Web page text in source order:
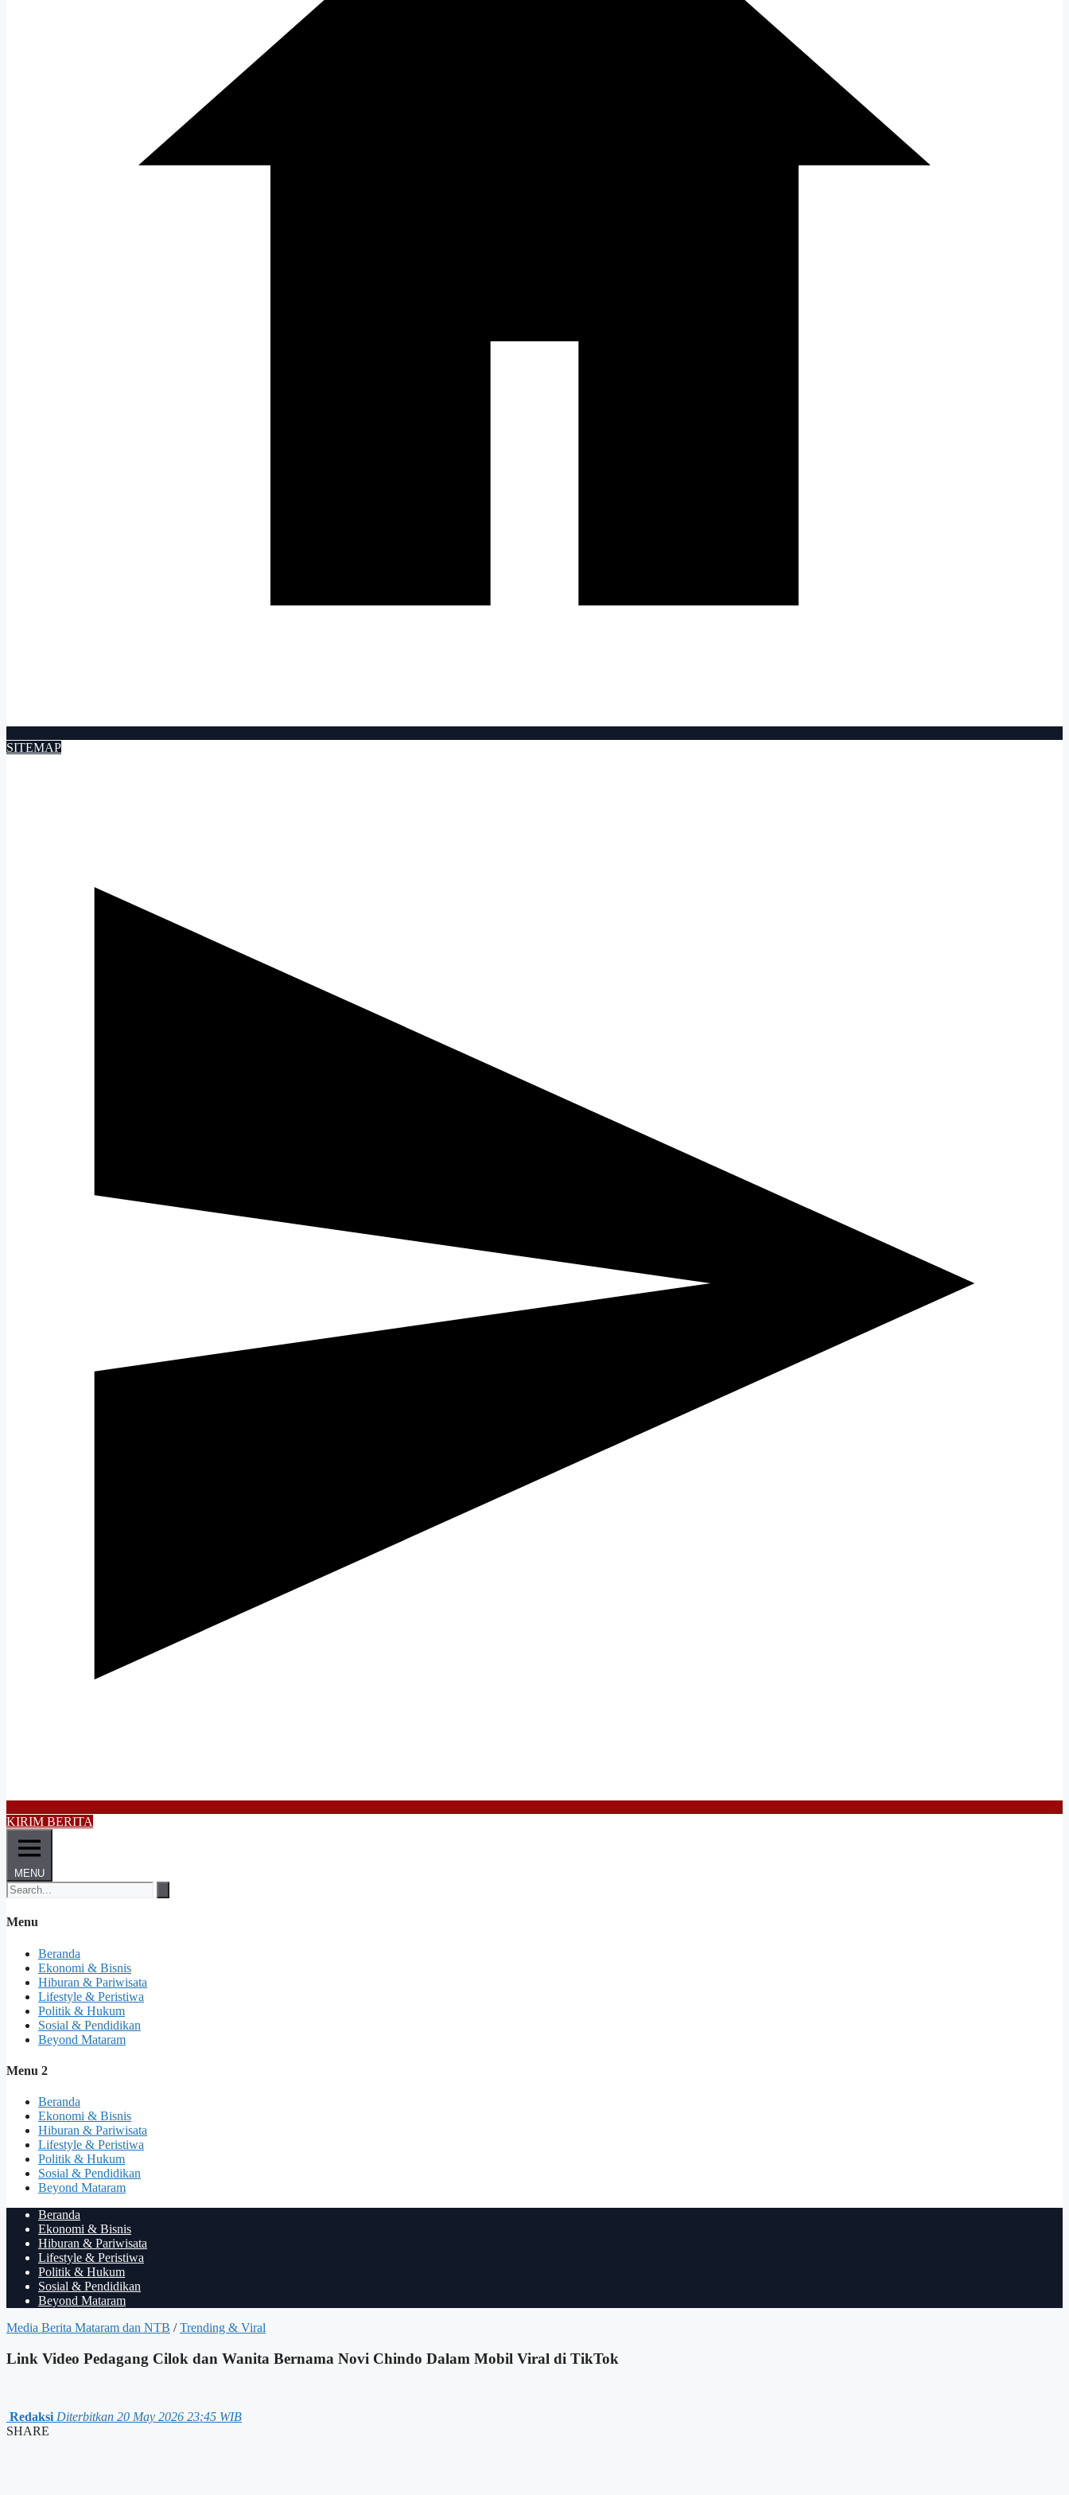
SITEMAP
KIRIM BERITA
MENU
Menu
Beranda
Ekonomi & Bisnis
Hiburan & Pariwisata
Lifestyle & Peristiwa
Politik & Hukum
Sosial & Pendidikan
Beyond Mataram
Menu 2
Beranda
Ekonomi & Bisnis
Hiburan & Pariwisata
Lifestyle & Peristiwa
Politik & Hukum
Sosial & Pendidikan
Beyond Mataram
Beranda
Ekonomi & Bisnis
Hiburan & Pariwisata
Lifestyle & Peristiwa
Politik & Hukum
Sosial & Pendidikan
Beyond Mataram
Media Berita Mataram dan NTB / Trending & Viral
Link Video Pedagang Cilok dan Wanita Bernama Novi Chindo Dalam Mobil Viral di TikTok
Redaksi Diterbitkan 20 May 2026 23:45 WIB
SHARE